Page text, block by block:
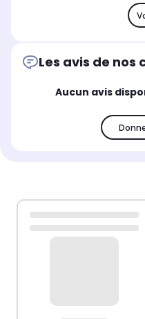
Les avis de nos
Aucun avis